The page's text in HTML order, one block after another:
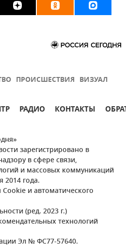
ПРОИСШЕСТВИЯ ВИЗУАЛ
РАДИО КОНТАКТЫ
зарегистрировано в
в сфере связи,
и массовых коммуникаций
2014 года.
и автоматического
(ред. 2023 г.)
технологий
Эл № ФС77-57640.